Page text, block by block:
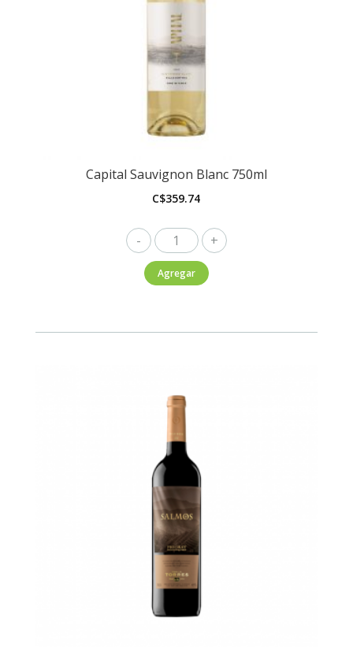
Capital Sauvignon Blanc 750ml
C$359.74
Capital
Sauvignon
Blanc
Agregar